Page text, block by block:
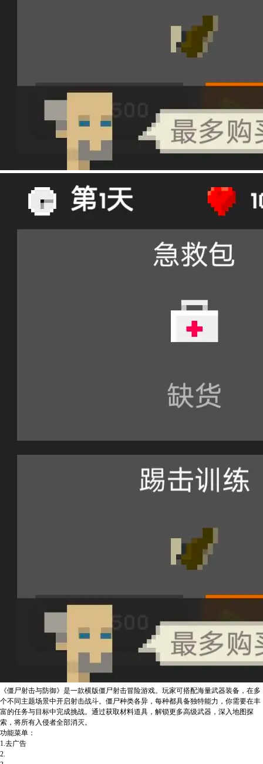
《僵尸射击与防御》是一款横版僵尸射击冒险游戏。玩家可搭配海量武器装备，在多
个不同主题场景中开启射击战斗。僵尸种类各异，每种都具备独特能力，你需要在丰
富的任务与目标中完成挑战。通过获取材料道具，解锁更多高级武器，深入地图探
索，将所有入侵者全部消灭。
功能菜单：
1.去广告
2.